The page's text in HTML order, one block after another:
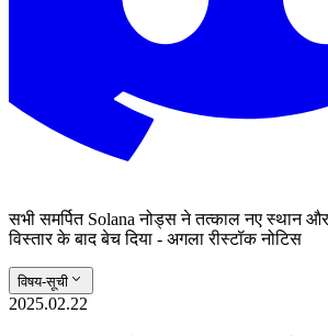
सभी समर्पित Solana नोड्स ने तत्काल नए स्थान
विस्तार के बाद बेच दिया - अगला रीस्टॉक नोटिस
विषय-सूची
2025.02.22